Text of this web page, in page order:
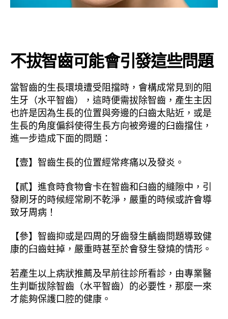
不拔智齒可能會引發這些問題
當智齒的生長環境遭受阻擋時，會構成常見到的阻
生牙（水平智齒），這時便需拔除智齒，產生主因
也許是因為生長的位置與旁邊的臼齒太貼近，或是
生長的角度偏斜使得生長方向被旁邊的臼齒擋住，
進一步造成下面的問題：
【壹】智齒生長的位置經常疼痛以及發炎。
【貳】進食時食物會卡在智齒和臼齒的縫隙中，引
發刷牙的時候經常刷不乾淨，嚴重的時候或許會導
致牙周病！
【參】智齒抑或是四周的牙齒發生齲齒問題導致健
康的臼齒蛀掉，嚴重時甚至於會發生發燒的情形。
若產生以上病狀推薦及早前往診所看診，由專業醫
生判斷拔除智齒（水平智齒）的必要性，那麼一來
才能夠保護口腔的健康。